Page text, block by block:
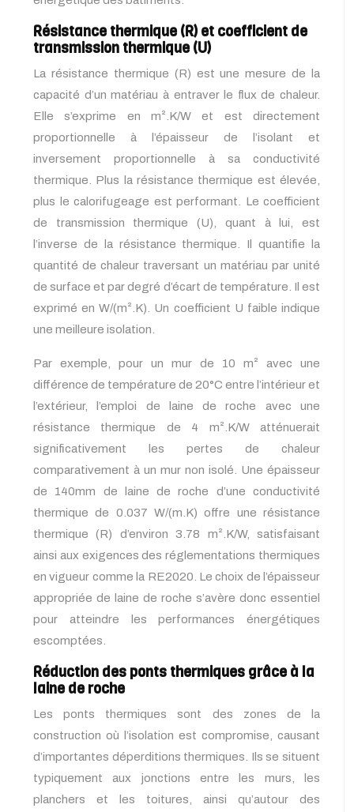
Résistance thermique (R) et coefficient de
transmission thermique (U)
La résistance thermique (R) est une mesure de la
capacité d’un matériau à entraver le flux de chaleur.
Elle s’exprime en m².K/W et est directement
proportionnelle à l’épaisseur de l’isolant et
inversement proportionnelle à sa conductivité
thermique. Plus la résistance thermique est élevée,
plus le calorifugeage est performant. Le coefficient
de transmission thermique (U), quant à lui, est
l’inverse de la résistance thermique. Il quantifie la
quantité de chaleur traversant un matériau par unité
de surface et par degré d’écart de température. Il est
exprimé en W/(m².K). Un coefficient U faible indique
une meilleure isolation.
Par exemple, pour un mur de 10 m² avec une
différence de température de 20°C entre l’intérieur et
l’extérieur, l’emploi de laine de roche avec une
résistance thermique de 4 m².K/W atténuerait
significativement les pertes de chaleur
comparativement à un mur non isolé. Une épaisseur
de 140mm de laine de roche d’une conductivité
thermique de 0.037 W/(m.K) offre une résistance
thermique (R) d’environ 3.78 m².K/W, satisfaisant
ainsi aux exigences des réglementations thermiques
en vigueur comme la RE2020. Le choix de l’épaisseur
appropriée de laine de roche s’avère donc essentiel
pour atteindre les performances énergétiques
escomptées.
Réduction des ponts thermiques grâce à la
laine de roche
Les ponts thermiques sont des zones de la
construction où l’isolation est compromise, causant
d’importantes déperditions thermiques. Ils se situent
typiquement aux jonctions entre les murs, les
planchers et les toitures, ainsi qu’autour des